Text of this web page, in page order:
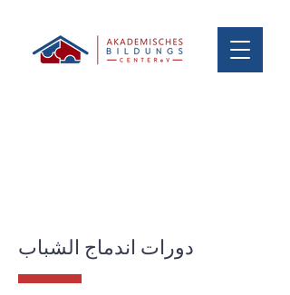
دورات اندماج الشباب